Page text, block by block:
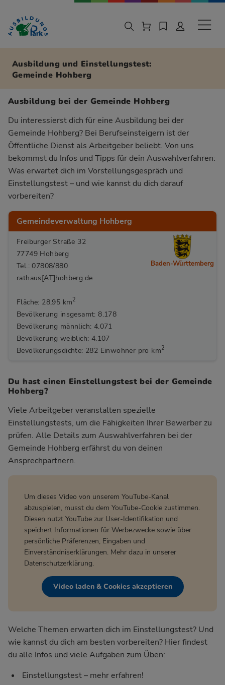
Zur Navigation springen
Zu den Hauptinhalten springen
Ausbildung und Einstellungstest:
Gemeinde Hohberg
Ausbildung bei der Gemeinde Hohberg
Du interessierst dich für eine Ausbildung bei der
Gemeinde Hohberg? Bei Berufseinsteigern ist der
Öffentliche Dienst als Arbeitgeber beliebt. Von uns
bekommst du Infos und Tipps für dein Auswahlverfahren:
Was erwartet dich im Vorstellungsgespräch und
Einstellungstest – und wie kannst du dich darauf
vorbereiten?
Gemeindeverwaltung Hohberg
Freiburger Straße 32
77749 Hohberg
Tel.: 07808/880
rathaus[AT]hohberg.de
Fläche: 28,95 km2
Bevölkerung insgesamt: 8.178
Bevölkerung männlich: 4.071
Bevölkerung weiblich: 4.107
Bevölkerungsdichte: 282 Einwohner pro km2
Baden-Württemberg
Du hast einen Einstellungstest bei der Gemeinde
Hohberg?
Viele Arbeitgeber veranstalten spezielle
Einstellungstests, um die Fähigkeiten Ihrer Bewerber zu
prüfen. Alle Details zum Auswahlverfahren bei der
Gemeinde Hohberg erfährst du von deinen
Ansprechpartnern.
Um dieses Video von unserem YouTube-Kanal
abzuspielen, musst du dem YouTube-Cookie zustimmen.
Diesen nutzt YouTube zur User-Identifikation und
speichert Informationen für Werbezwecke sowie über
persönliche Präferenzen, Eingaben und
Einverständniserklärungen. Mehr dazu in unserer
Datenschutzerklärung.
Video laden & Cookies akzeptieren
Welche Themen erwarten dich im Einstellungstest? Und
wie kannst du dich am besten vorbereiten? Hier findest
du alle Infos und viele Aufgaben zum Üben:
Einstellungstest – mehr erfahren!